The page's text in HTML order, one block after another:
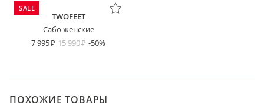
SALE
TWOFEET
Сабо женские
7 995
15 990 -50%
ПОХОЖИЕ ТОВАРЫ